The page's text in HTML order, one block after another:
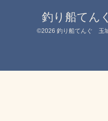
釣り船て
©2026 釣り船てんぐ 玉